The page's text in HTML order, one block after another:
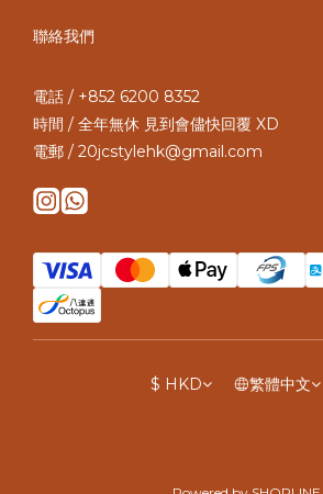
聯絡我們
電話 / +852 6200 8352
時間 / 全年無休 見到會儘快回覆 XD
電郵 / 20jcstylehk@gmail.com
$ HKD 繁體中文